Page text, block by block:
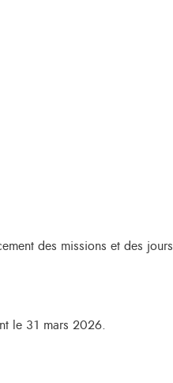
des missions et des jours
le 31 mars 2026.